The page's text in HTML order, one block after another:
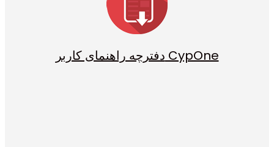
دفترچه راهنمای کاربر CypOne